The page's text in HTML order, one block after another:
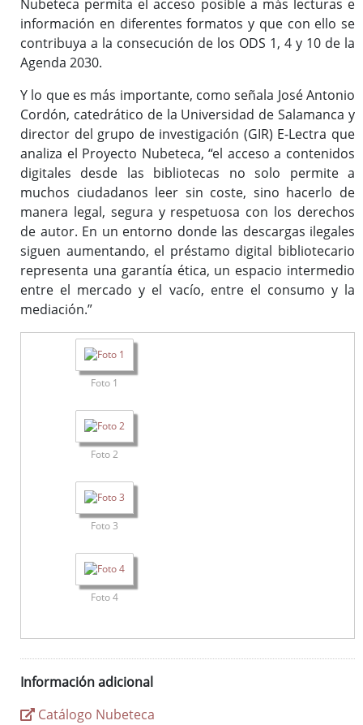
Nubeteca permita el acceso posible a más lecturas e
información en diferentes formatos y que con ello se
contribuya a la consecución de los ODS 1, 4 y 10 de la
Agenda 2030.
Y lo que es más importante, como señala José Antonio
Cordón, catedrático de la Universidad de Salamanca y
director del grupo de investigación (GIR) E-Lectra que
analiza el Proyecto Nubeteca, “el acceso a contenidos
digitales desde las bibliotecas no solo permite a
muchos ciudadanos leer sin coste, sino hacerlo de
manera legal, segura y respetuosa con los derechos
de autor. En un entorno donde las descargas ilegales
siguen aumentando, el préstamo digital bibliotecario
representa una garantía ética, un espacio intermedio
entre el mercado y el vacío, entre el consumo y la
mediación.”
Foto 1
Foto 2
Foto 3
Foto 4
Información adicional
Catálogo Nubeteca